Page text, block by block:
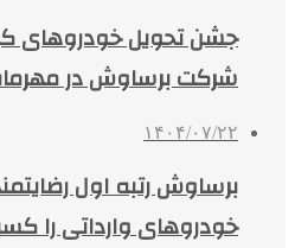
جشن تحویل خودروهای
شرکت برساوش در
۱۴۰۴/۰۷/۲۲
برساوش رتبه اول
خودروهای وارداتی را